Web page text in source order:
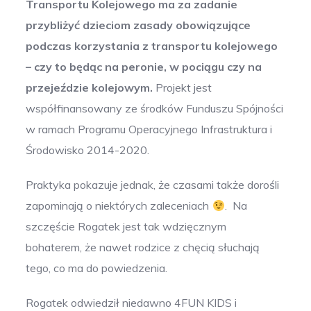
Transportu Kolejowego ma za zadanie
przybliżyć dzieciom zasady obowiązujące
podczas korzystania z transportu kolejowego
– czy to będąc na peronie, w pociągu czy na
przejeździe kolejowym. Projekt jest
współfinansowany ze środków Funduszu Spójności
w ramach Programu Operacyjnego Infrastruktura i
Środowisko 2014-2020.
Praktyka pokazuje jednak, że czasami także dorośli
zapominają o niektórych zaleceniach
. Na
szczęście Rogatek jest tak wdzięcznym
bohaterem, że nawet rodzice z chęcią słuchają
tego, co ma do powiedzenia.
Rogatek odwiedził niedawno 4FUN KIDS i